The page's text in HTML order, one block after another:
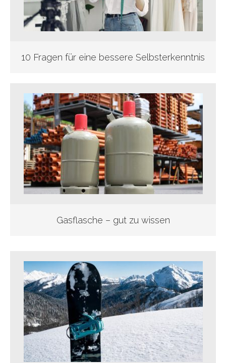
10 Fragen für eine bessere Selbsterkenntnis
Gasflasche – gut zu wissen